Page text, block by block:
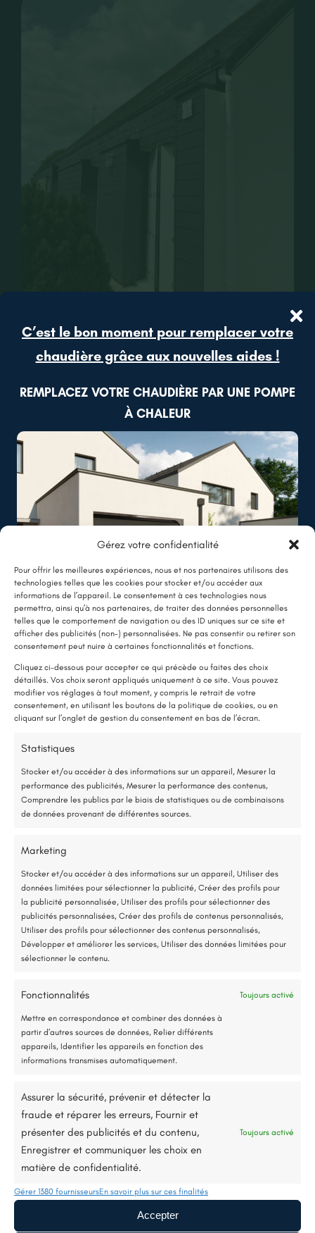
Gérez votre confidentialité
Pour offrir les meilleures expériences, nous et nos partenaires utilisons des
technologies telles que les cookies pour stocker et/ou accéder aux
informations de l’appareil. Le consentement à ces technologies nous
permettra, ainsi qu’à nos partenaires, de traiter des données personnelles
telles que le comportement de navigation ou des ID uniques sur ce site et
afficher des publicités (non-) personnalisées. Ne pas consentir ou retirer son
consentement peut nuire à certaines fonctionnalités et fonctions.
Cliquez ci-dessous pour accepter ce qui précède ou faites des choix
détaillés. Vos choix seront appliqués uniquement à ce site. Vous pouvez
modifier vos réglages à tout moment, y compris le retrait de votre
consentement, en utilisant les boutons de la politique de cookies, ou en
cliquant sur l’onglet de gestion du consentement en bas de l’écran.
Statistiques
Stocker et/ou accéder à des informations sur un appareil, Mesurer la
performance des publicités, Mesurer la performance des contenus,
Comprendre les publics par le biais de statistiques ou de combinaisons
de données provenant de différentes sources.
Marketing
Stocker et/ou accéder à des informations sur un appareil, Utiliser des
données limitées pour sélectionner la publicité, Créer des profils pour
la publicité personnalisée, Utiliser des profils pour sélectionner des
publicités personnalisées, Créer des profils de contenus personnalisés,
Utiliser des profils pour sélectionner des contenus personnalisés,
Développer et améliorer les services, Utiliser des données limitées pour
sélectionner le contenu.
Fonctionnalités Toujours activé
Mettre en correspondance et combiner des données à
partir d’autres sources de données, Relier différents
appareils, Identifier les appareils en fonction des
informations transmises automatiquement.
Assurer la sécurité, prévenir et détecter la
fraude et réparer les erreurs, Fournir et
présenter des publicités et du contenu,
Enregistrer et communiquer les choix en
matière de confidentialité.
Toujours activé
Gérer 1380 fournisseursEn savoir plus sur ces finalités
Accepter
Isolation extérieure en finition bardage
Lire plus
Aménagement d’un garage à Loire-Authion
Lire plus
E-mail:renorev.environnement@hotmail.com
Tél. :02 52 35 26 70
C’est le bon moment pour remplacer votre
chaudière grâce aux nouvelles aides !
REMPLACEZ VOTRE CHAUDIÈRE PAR UNE POMPE
À CHALEUR
LE SAVIEZ-VOUS ?
Une pompe à chaleur (PAC) utilise très peu d’électricité : elle consomme
environ 1 kWh pour générer 4 kWh de chaleur.
Une solution performante et économique
75 % de l’énergie provient des calories naturellement présentes dans
Étude gratuite et sans engagement
*Aides de l’État disponibles selon votre revenu fiscal
Accompagnement administratif et financier complet
Jusqu’à 80% de prise en charge*